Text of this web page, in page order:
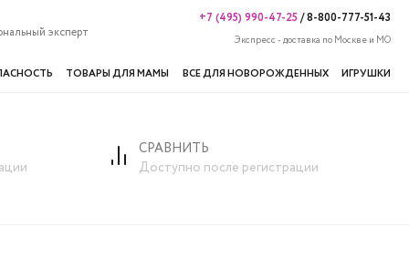
эксперт
+7 (495) 990-47-25/8-800-777-51-43
Экспресс - доставка по Москве и МО
ТОВАРЫ ДЛЯ МАМЫ ВСЕ ДЛЯ НОВОРОЖДЕННЫХ ИГРУШКИ
СРАВНИТЬ
Доступно после регистрации